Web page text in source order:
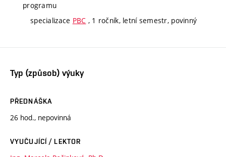
programu
specializace PBC , 1 ročník, letní semestr, povinný
Typ (způsob) výuky
PŘEDNÁŠKA
26 hod., nepovinná
VYUČUJÍCÍ / LEKTOR